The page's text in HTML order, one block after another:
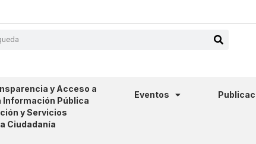
y Acceso a
Información Pública
Eventos
y Servicios
Ciudadanía